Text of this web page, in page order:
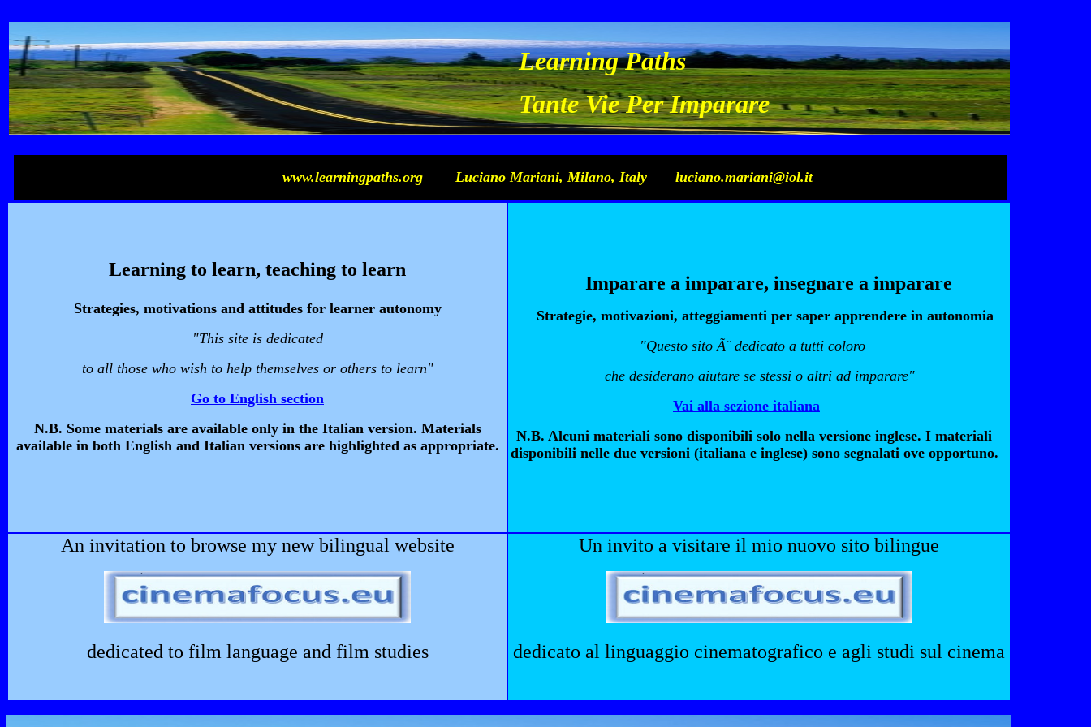
Learning Paths
Tante Vie Per Imparare
www.learningpaths.org Luciano Mariani, Milano, Italy luciano.mariani@iol.it
Learning to learn, teaching to learn
Strategies, motivations and attitudes for learner autonomy
"This site is dedicated
to all those who wish to help themselves or others to learn"
Go to English section
N.B. Some materials are available only in the Italian version. Materials
available in both English and Italian versions are highlighted as appropriate.
Imparare a imparare, insegnare a imparare
Strategie, motivazioni, atteggiamenti per saper apprendere in autonomia
"Questo sito Ã¨ dedicato a tutti coloro
che desiderano aiutare se stessi o altri ad imparare"
Vai alla sezione italiana
N.B. Alcuni materiali sono disponibili solo nella versione inglese. I materiali
disponibili nelle due versioni (italiana e inglese) sono segnalati ove opportuno.
An invitation to browse my new bilingual website
dedicated to film language and film studies
Un invito a visitare il mio nuovo sito bilingue
dedicato al linguaggio cinematografico e agli studi sul cinema